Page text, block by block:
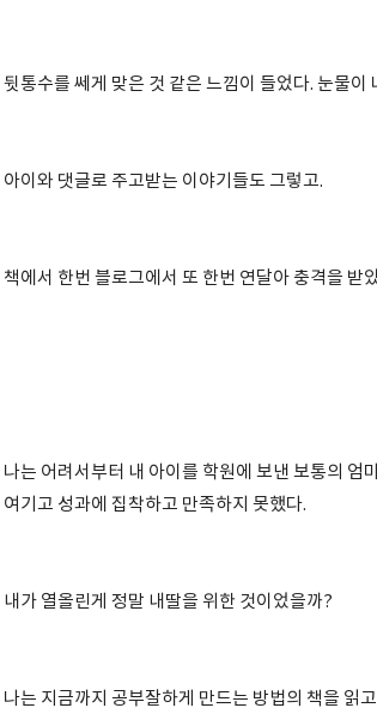
뒷통수를 쎄게 맞은 것 같은 느낌이 들었다. 눈물이
아이와 댓글로 주고받는 이야기들도 그렇고.
책에서 한번 블로그에서 또 한번 연달아 충격을 받
나는 어려서부터 내 아이를 학원에 보낸 보통의 엄
여기고 성과에 집착하고 만족하지 못했다.
내가 열올린게 정말 내딸을 위한 것이었을까?
나는 지금까지 공부잘하게 만드는 방법의 책을 읽